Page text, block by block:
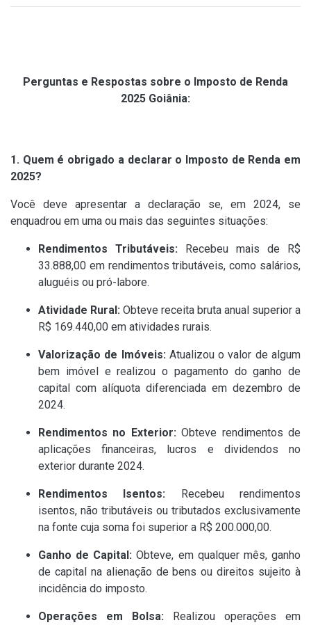
Perguntas e Respostas sobre o Imposto de Renda
2025 Goiânia:
1. Quem é obrigado a declarar o Imposto de Renda em
2025?
Você deve apresentar a declaração se, em 2024, se
enquadrou em uma ou mais das seguintes situações:​
Rendimentos Tributáveis: Recebeu mais de R$
33.888,00 em rendimentos tributáveis, como salários,
aluguéis ou pró-labore. ​
Atividade Rural: Obteve receita bruta anual superior a
R$ 169.440,00 em atividades rurais. ​
Valorização de Imóveis: Atualizou o valor de algum
bem imóvel e realizou o pagamento do ganho de
capital com alíquota diferenciada em dezembro de
2024. ​
Rendimentos no Exterior: Obteve rendimentos de
aplicações financeiras, lucros e dividendos no
exterior durante 2024. ​
Rendimentos Isentos: Recebeu rendimentos
isentos, não tributáveis ou tributados exclusivamente
na fonte cuja soma foi superior a R$ 200.000,00. ​
Ganho de Capital: Obteve, em qualquer mês, ganho
de capital na alienação de bens ou direitos sujeito à
incidência do imposto.
Operações em Bolsa: Realizou operações em